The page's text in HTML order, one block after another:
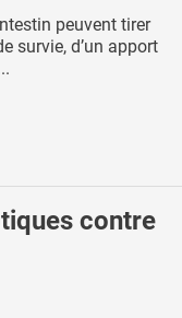
peuvent tirer
survie, d’un apport
contre